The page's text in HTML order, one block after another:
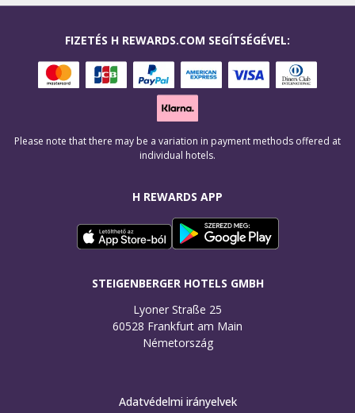
H REWARDS APP
STEIGENBERGER HOTELS GMBH
Lyoner Straße 25
60528 Frankfurt am Main
Németország
FIZETÉS H REWARDS.COM SEGÍTSÉGÉVEL:
Please note that there may be a variation in payment methods offered at
individual hotels.
Adatvédelmi irányelvek